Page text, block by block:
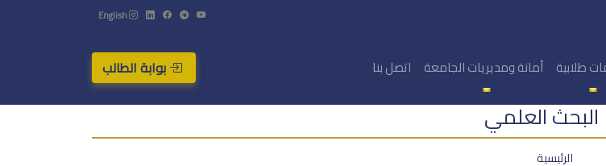
English
طلابية أمانة ومديريات الجامعة اتصل بنا بوابة الطالب
البحث العلمي
الرئيسية